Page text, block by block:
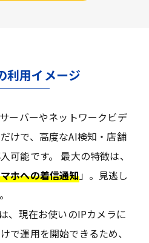
利用イメージ
ーバーやネットワークビデ
けで、高度なAI検知・店舗
可能です。 最大の特徴は、
ホへの着信通知」。見逃し
、現在お使いのIPカメラに
で運用を開始できるため、